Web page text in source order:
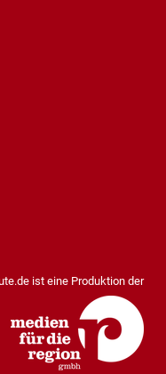
ist eine Produktion der